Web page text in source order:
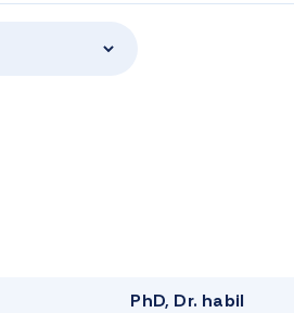
PhD, Dr. habil